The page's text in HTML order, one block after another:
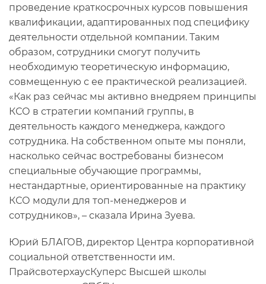
проведение краткосрочных курсов повышения
квалификации, адаптированных под специфику
деятельности отдельной компании. Таким
образом, сотрудники смогут получить
необходимую теоретическую информацию,
совмещенную с ее практической реализацией.
«Как раз сейчас мы активно внедряем принципы
КСО в стратегии компаний группы, в
деятельность каждого менеджера, каждого
сотрудника. На собственном опыте мы поняли,
насколько сейчас востребованы бизнесом
специальные обучающие программы,
нестандартные, ориентированные на практику
КСО модули для топ-менеджеров и
сотрудников», – сказала Ирина Зуева.
Юрий БЛАГОВ, директор Центра корпоративной
социальной ответственности им.
ПрайсвотерхаусКуперс Высшей школы